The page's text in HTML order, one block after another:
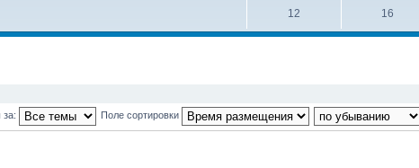
12 16
за: Поле сортировки